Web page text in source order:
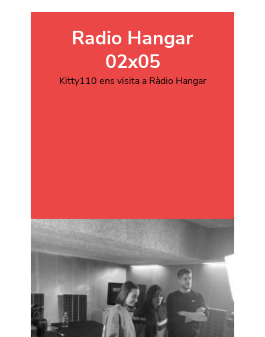
Radio Hangar
02x05
Kitty110 ens visita a Ràdio Hangar